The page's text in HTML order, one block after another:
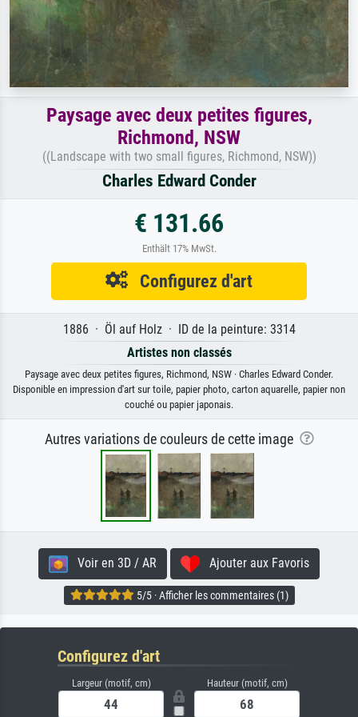
Paysage avec deux petites figures,
Richmond, NSW
((Landscape with two small figures, Richmond, NSW))
Charles Edward Conder
€ 131.66
Enthält 17% MwSt.
Configurez d'art
1886 · Öl auf Holz · ID de la peinture: 3314
Artistes non classés
Paysage avec deux petites figures, Richmond, NSW · Charles Edward Conder.
Disponible en impression d'art sur toile, papier photo, carton aquarelle, papier non
couché ou papier japonais.
Autres variations de couleurs de cette image
Voir en 3D / AR Ajouter aux Favoris
5/5 · Afficher les commentaires (1)
Configurez d'art
Largeur (motif, cm) Hauteur (motif, cm)